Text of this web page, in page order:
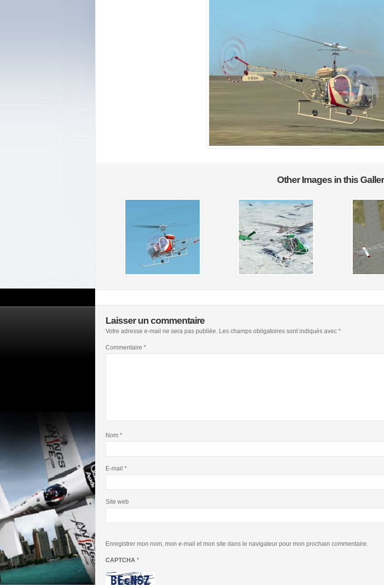
Other Images in this
Laisser un commentaire
Votre adresse e-mail ne sera pas publiée. Les champs obligatoires sont indiqués avec *
Commentaire *
Nom *
E-mail *
Site web
Enregistrer mon nom, mon e-mail et mon site dans le navigateur pour mon prochain commentaire.
CAPTCHA *